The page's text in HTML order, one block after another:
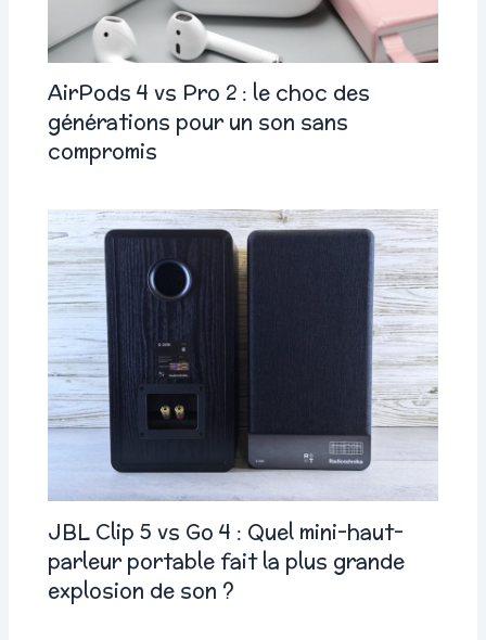
AirPods 4 vs Pro 2 : le choc des
générations pour un son sans
compromis
JBL Clip 5 vs Go 4 : Quel mini-haut-
parleur portable fait la plus grande
explosion de son ?